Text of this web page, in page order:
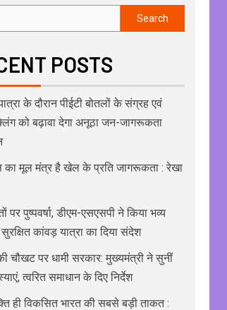
Search
POSTS
के दौरान पीईटी बोतलों के संग्रह एवं
को बढ़ावा देगा अनूठा जन-जागरूकता
का मूल मंत्र है खेल के प्रति जागरूकता : रेखा
पर पुष्पवर्षा, डीएम-एसएसपी ने किया भव्य
कांवड़ यात्रा का दिया संदेश
चौखट पर धामी सरकार: मुख्यमंत्री ने सुनीं
त्वरित समाधान के दिए निर्देश
ही विकसित भारत की सबसे बड़ी ताकत :